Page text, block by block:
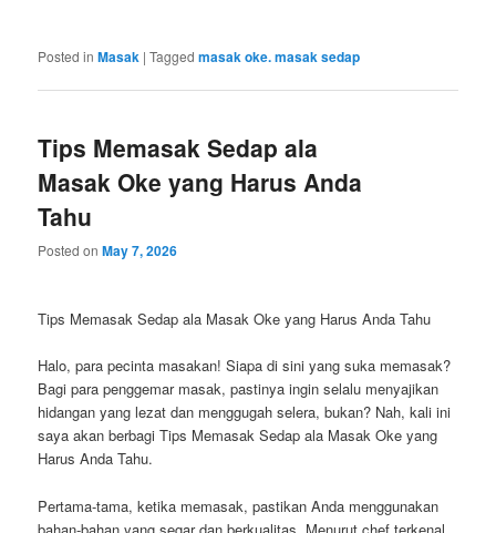
Posted in Masak |Tagged masak oke. masak sedap
Tips Memasak Sedap ala
Masak Oke yang Harus Anda
Tahu
Posted onMay 7, 2026
Tips Memasak Sedap ala Masak Oke yang Harus Anda Tahu
Halo, para pecinta masakan! Siapa di sini yang suka memasak?
Bagi para penggemar masak, pastinya ingin selalu menyajikan
hidangan yang lezat dan menggugah selera, bukan? Nah, kali ini
saya akan berbagi Tips Memasak Sedap ala Masak Oke yang
Harus Anda Tahu.
Pertama-tama, ketika memasak, pastikan Anda menggunakan
bahan-bahan yang segar dan berkualitas. Menurut chef terkenal